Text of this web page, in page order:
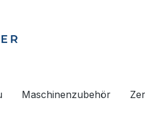
Maschinenzubehör